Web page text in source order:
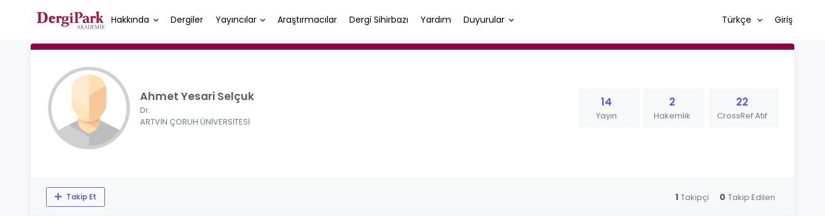
Hakkında Dergiler Yayıncılar Araştırmacılar Dergi Sihirbazı Yardım Duyurular Türkçe Giriş
Ahmet Yesari Selçuk
Dr.
ARTVİN ÇORUH ÜNİVERSİTESİ
14
Yayın
2
Hakemlik
22
CrossRef Atıf
Takip Et 1 Takipçi 0 Takip Edilen